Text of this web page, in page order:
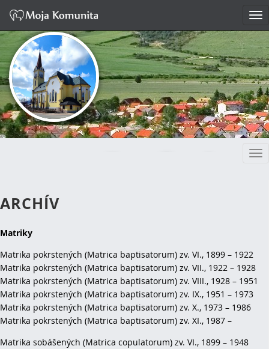
BYSTRÉ
ARCHÍV
Matriky
Matrika pokrstených (Matrica baptisatorum) zv. VI., 1899 – 1922
Matrika pokrstených (Matrica baptisatorum) zv. VII., 1922 – 1928
Matrika pokrstených (Matrica baptisatorum) zv. VIII., 1928 – 1951
Matrika pokrstených (Matrica baptisatorum) zv. IX., 1951 – 1973
Matrika pokrstených (Matrica baptisatorum) zv. X., 1973 – 1986
Matrika pokrstených (Matrica baptisatorum) zv. XI., 1987 –
Matrika sobášených (Matrica copulatorum) zv. VI., 1899 – 1948